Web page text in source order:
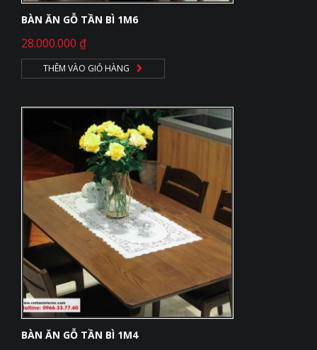
BÀN ĂN GỖ TẦN BÌ 1M6
28.000.000 ₫
THÊM VÀO GIỎ HÀNG
BÀN ĂN GỖ TẦN BÌ 1M4